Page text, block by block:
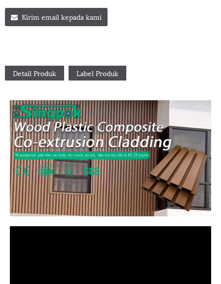
Kirim email kepada kami
Detail Produk Label Produk